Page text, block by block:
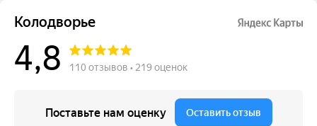
Колодворье
4,8 110 отзывов • 219 оценок
Поставьте нам оценку Оставить отзыв